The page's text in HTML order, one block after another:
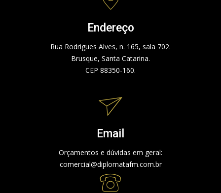
Endereço
Rua Rodrigues Alves, n. 165, sala 702.
Brusque, Santa Catarina.
CEP 88350-160.
Email
Orçamentos e dúvidas em geral:
comercial@diplomatafm.com.br